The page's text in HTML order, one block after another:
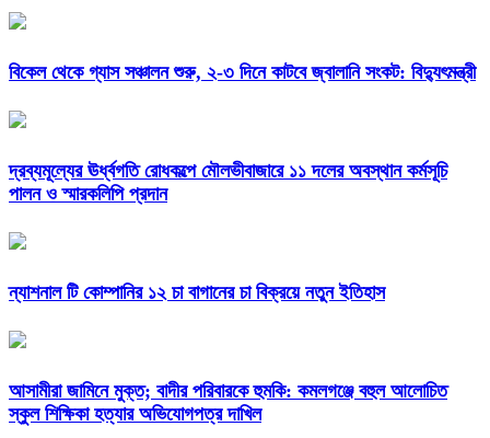
বিকেল থেকে গ্যাস সঞ্চালন শুরু, ২-৩ দিনে কাটবে জ্বালানি সংকট: বিদ্যুৎমন্ত্রী
দ্রব্যমূল্যের ঊর্ধ্বগতি রোধকল্পে মৌলভীবাজারে ১১ দলের অবস্থান কর্মসূচি
পালন ও স্মারকলিপি প্রদান
ন্যাশনাল টি কোম্পানির ১২ চা বাগানের চা বিক্রয়ে নতুন ইতিহাস
আসামীরা জামিনে মুক্ত; বাদীর পরিবারকে হুমকি: কমলগঞ্জে বহুল আলোচিত
স্কুল শিক্ষিকা হত্যার অভিযোগপত্র দাখিল